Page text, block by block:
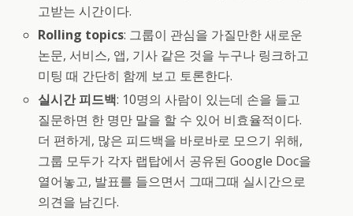
고받는 시간이다.
Rolling topics: 그룹이 관심을 가질만한 새로운
논문, 서비스, 앱, 기사 같은 것을 누구나 링크하고
미팅 때 간단히 함께 보고 토론한다.
실시간 피드백: 10명의 사람이 있는데 손을 들고
질문하면 한 명만 말을 할 수 있어 비효율적이다.
더 편하게, 많은 피드백을 바로바로 모으기 위해,
그룹 모두가 각자 랩탑에서 공유된 Google Doc을
열어놓고, 발표를 들으면서 그때그때 실시간으로
의견을 남긴다.